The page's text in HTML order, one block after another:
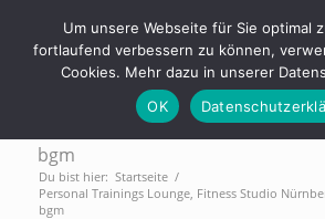
Tel.: 0911 - 2171 4565 |
bgm
Du bist hier: Startseite /
Personal Trainings Lounge, Fitness Studio
bgm
Um unsere Webseite für Sie optimal
fortlaufend verbessern zu können,
Cookies. Mehr dazu in unserer
OK